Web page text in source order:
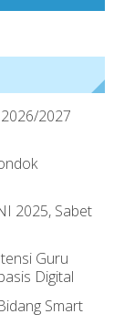
2027
2025, Sabet
Guru
Digital
Smart